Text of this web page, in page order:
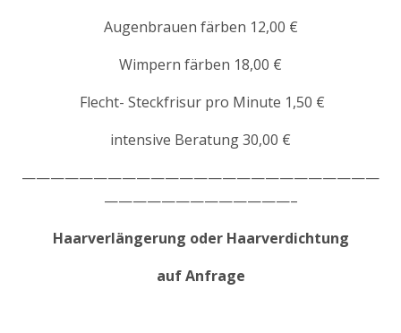
Augenbrauen färben 12,00 €
Wimpern färben 18,00 €
Flecht- Steckfrisur pro Minute 1,50 €
intensive Beratung 30,00 €
—————————————————————————
—————————————–
Haarverlängerung oder Haarverdichtung
auf Anfrage